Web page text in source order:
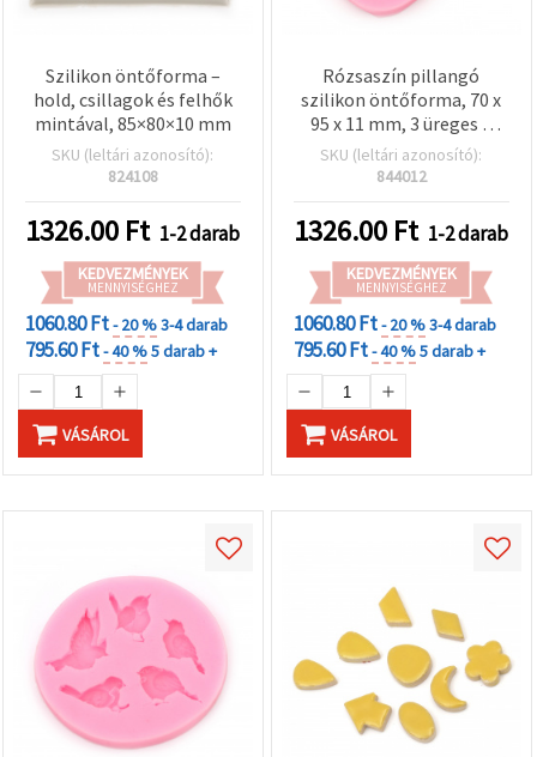
Szilikon öntőforma –
hold, csillagok és felhők
mintával, 85×80×10 mm
SKU (leltári azonosító):
824108
1326.00 Ft 1-2 darab
KEDVEZMÉNYEK
MENNYISÉGHEZ
1060.80 Ft- 20 %3-4 darab
795.60 Ft- 40 %5 darab +
VÁSÁROL
Rózsaszín pillangó
szilikon öntőforma, 70 x
95 x 11 mm, 3 üreges –
rugalmas ovális forma
finom csipkemintával
gyantaöntéshez,
szappankészítéshez,
gyertyakészítéshez,
polimer agyaghoz, DIY
kézműves projektekhez
SKU (leltári azonosító):
844012
1326.00 Ft 1-2 darab
KEDVEZMÉNYEK
MENNYISÉGHEZ
1060.80 Ft- 20 %3-4 darab
795.60 Ft- 40 %5 darab +
VÁSÁROL